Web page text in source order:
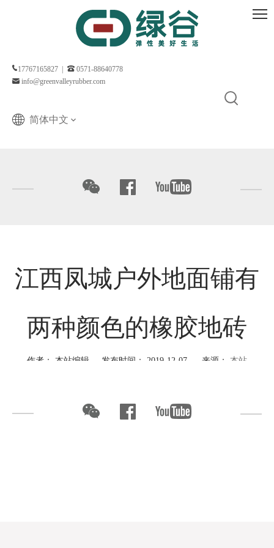
17767165827 |
0571-88640778
info@greenvalleyrubber.com
简体中文
江西凤城户外地面铺有
两种颜色的橡胶地砖
作者： 本站编辑 发布时间： 2019-12-07 来源： 本站